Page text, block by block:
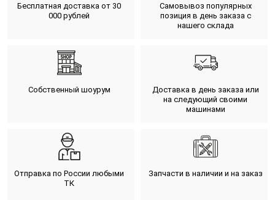
Бесплатная доставка от 30
000 рублей
Самовывоз популярных
позиция в день заказа с
нашего склада
Собственный шоурум
Доставка в день заказа или
на следующий своими
машинами
Отправка по России любыми
ТК
Запчасти в наличии и на заказ